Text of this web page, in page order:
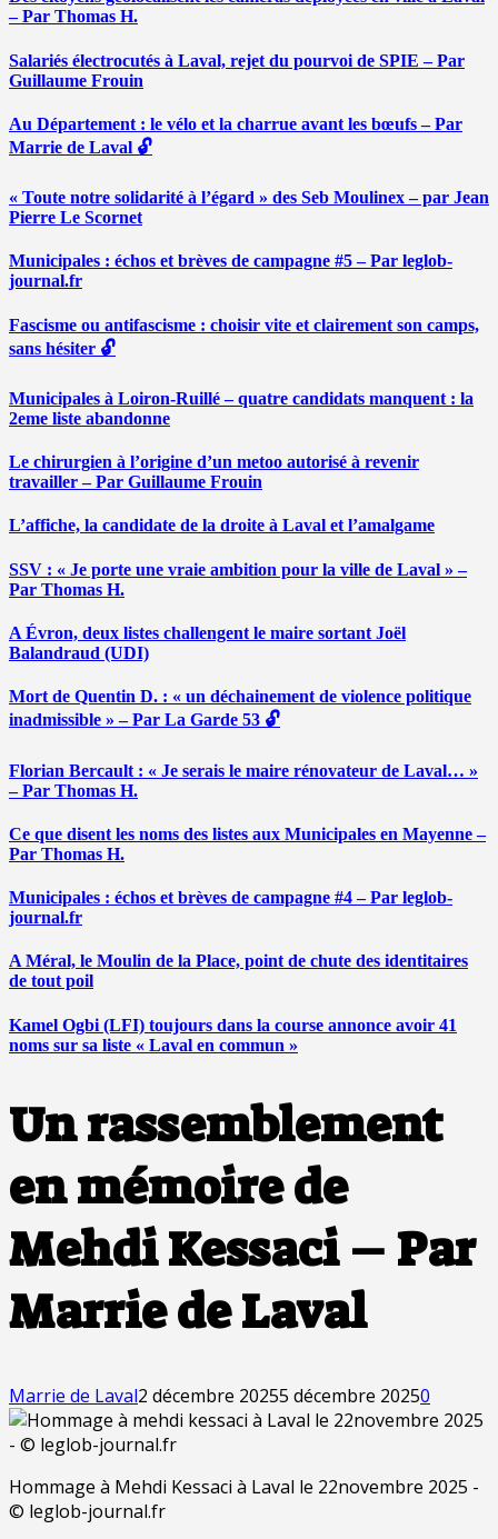
– Par Thomas H.
Salariés électrocutés à Laval, rejet du pourvoi de SPIE – Par
Guillaume Frouin
Au Département : le vélo et la charrue avant les bœufs – Par
Marrie de Laval 🔓
« Toute notre solidarité à l’égard » des Seb Moulinex – par Jean
Pierre Le Scornet
Municipales : échos et brèves de campagne #5 – Par leglob-
journal.fr
Fascisme ou antifascisme : choisir vite et clairement son camps,
sans hésiter 🔓
Municipales à Loiron-Ruillé – quatre candidats manquent : la
2eme liste abandonne
Le chirurgien à l’origine d’un metoo autorisé à revenir
travailler – Par Guillaume Frouin
L’affiche, la candidate de la droite à Laval et l’amalgame
SSV : « Je porte une vraie ambition pour la ville de Laval » –
Par Thomas H.
A Évron, deux listes challengent le maire sortant Joël
Balandraud (UDI)
Mort de Quentin D. : « un déchainement de violence politique
inadmissible » – Par La Garde 53 🔓
Florian Bercault : « Je serais le maire rénovateur de Laval… »
– Par Thomas H.
Ce que disent les noms des listes aux Municipales en Mayenne –
Par Thomas H.
Municipales : échos et brèves de campagne #4 – Par leglob-
journal.fr
A Méral, le Moulin de la Place, point de chute des identitaires
de tout poil
Kamel Ogbi (LFI) toujours dans la course annonce avoir 41
noms sur sa liste « Laval en commun »
Un rassemblement
en mémoire de
Mehdi Kessaci – Par
Marrie de Laval
Marrie de Laval2 décembre 20255 décembre 20250
Hommage à Mehdi Kessaci à Laval le 22novembre 2025 -
© leglob-journal.fr